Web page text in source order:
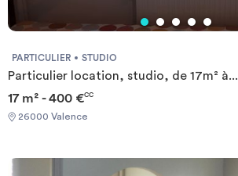
PARTICULIER STUDIO
Particulier location, studio, de 17m² à...
17 m² - 400 €CC
26000 Valence